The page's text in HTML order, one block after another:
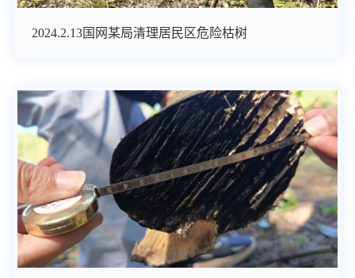
2024.2.13国网某局清理居民区危险枯树